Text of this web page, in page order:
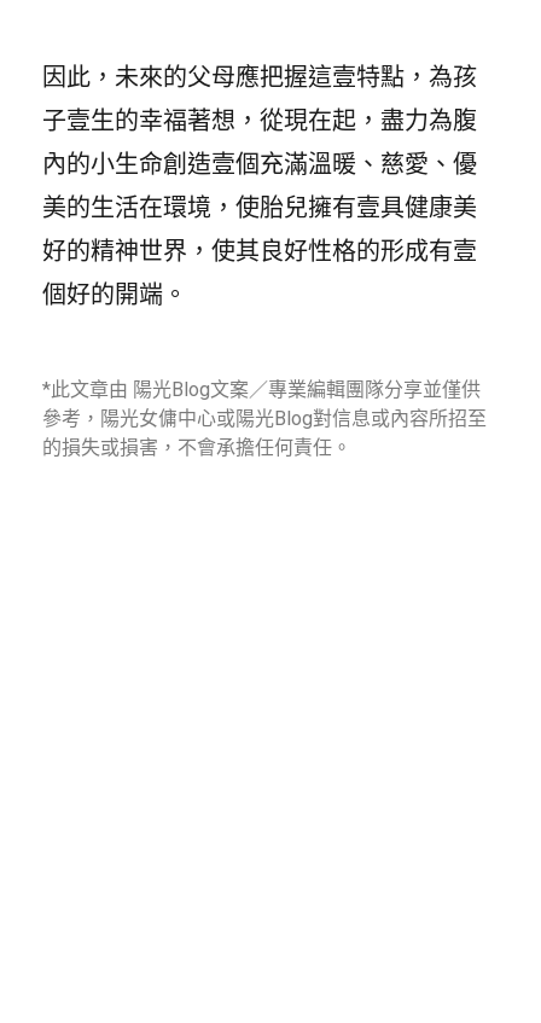
因此，未來的父母應把握這壹特點，為孩
子壹生的幸福著想，從現在起，盡力為腹
內的小生命創造壹個充滿溫暖、慈愛、優
美的生活在環境，使胎兒擁有壹具健康美
好的精神世界，使其良好性格的形成有壹
個好的開端。
*此文章由 陽光Blog文案／專業編輯團隊分享並僅供
參考，陽光女傭中心或陽光Blog對信息或內容所招至
的損失或損害，不會承擔任何責任。